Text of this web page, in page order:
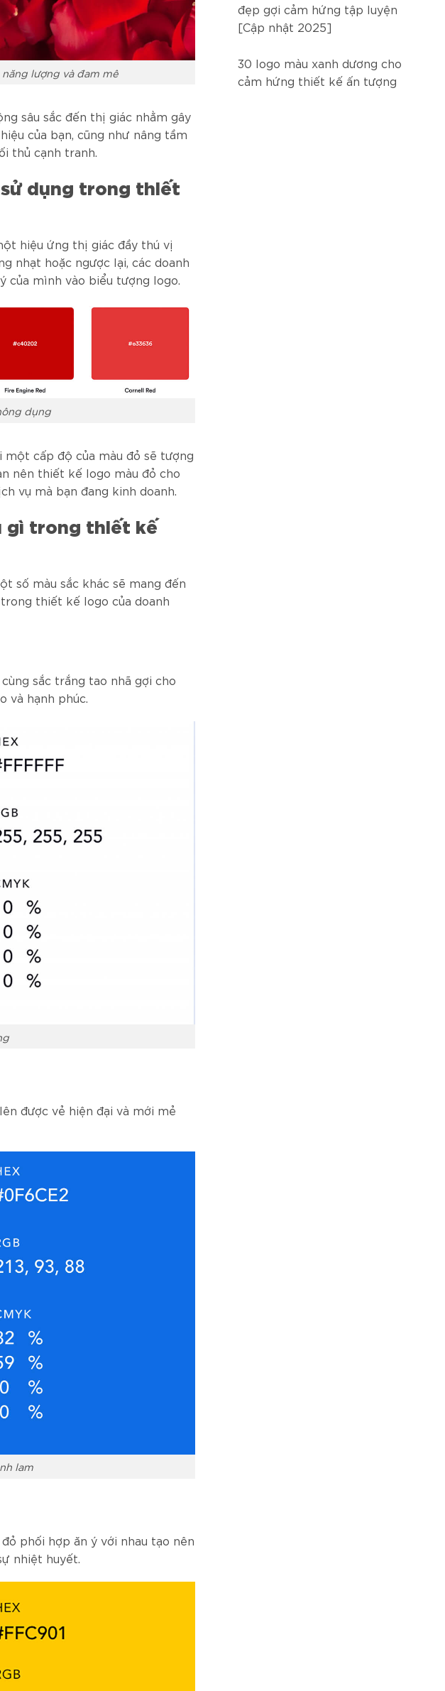
lượng và đam mê
sâu sắc đến thị giác nhằm gây
của bạn, cũng như nâng tầm
thủ cạnh tranh.
dụng trong thiết
hiệu ứng thị giác đầy thú vị
nhạt hoặc ngược lại, các doanh
mình vào biểu tượng logo.
dụng
một cấp độ của màu đỏ sẽ tượng
nên thiết kế logo màu đỏ cho
vụ mà bạn đang kinh doanh.
gì trong thiết kế
số màu sắc khác sẽ mang đến
thiết kế logo của doanh
sắc trắng tao nhã gợi cho
và hạnh phúc.
được vẻ hiện đại và mới mẻ
lam
phối hợp ăn ý với nhau tạo nên
nhiệt huyết.
đẹp gợi cảm hứng tập luyện
[Cập nhật 2025]
30 logo màu xanh dương cho
cảm hứng thiết kế ấn tượng